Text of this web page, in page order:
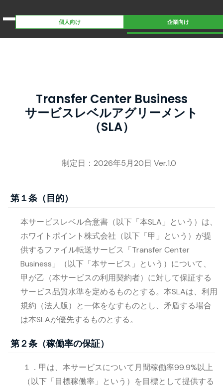
個人向け 企業向け
Transfer Center Business
サービスレベルアグリーメント
（SLA）
制定日：2026年5月20日 Ver.1.0
第１条（目的）
本サービスレベル合意書（以下「本SLA」という）は、
ホワイトポイント株式会社（以下「甲」という）が提
供するファイル転送サービス「Transfer Center
Business」（以下「本サービス」という）について、
甲が乙（本サービスの利用契約者）に対して保証する
サービス品質水準を定めるものとする。本SLAは、利用
規約（法人版）と一体をなすものとし、矛盾する場合
は本SLAが優先するものとする。
第２条（稼働率の保証）
１．甲は、本サービスについて月間稼働率99.9%以上
（以下「目標稼働率」という）を目標として提供する